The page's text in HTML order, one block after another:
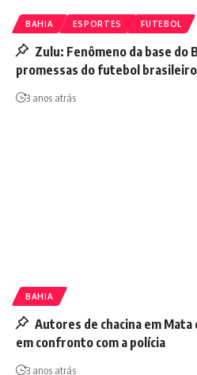
BAHIA ESPORTES FUTEBOL
Zulu: Fenômeno da base do
promessas do futebol brasileiro
3 anos atrás
BAHIA
Autores de chacina em Mata
em confronto com a polícia
3 anos atrás